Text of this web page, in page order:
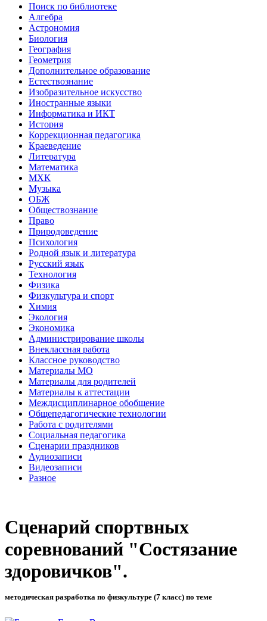
Поиск по библиотеке
Алгебра
Астрономия
Биология
География
Геометрия
Дополнительное образование
Естествознание
Изобразительное искусство
Иностранные языки
Информатика и ИКТ
История
Коррекционная педагогика
Краеведение
Литература
Математика
МХК
Музыка
ОБЖ
Обществознание
Право
Природоведение
Психология
Родной язык и литература
Русский язык
Технология
Физика
Физкультура и спорт
Химия
Экология
Экономика
Администрирование школы
Внеклассная работа
Классное руководство
Материалы МО
Материалы для родителей
Материалы к аттестации
Междисциплинарное обобщение
Общепедагогические технологии
Работа с родителями
Социальная педагогика
Сценарии праздников
Аудиозаписи
Видеозаписи
Разное
Сценарий спортвных
соревнований "Состязание
здоровичков".
методическая разработка по физкультуре (7 класс) по теме